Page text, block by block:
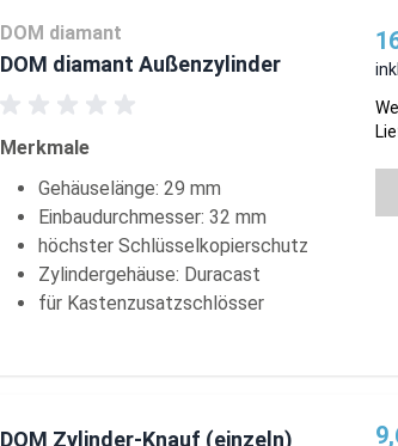
DOM diamant
DOM diamant Außenzylinder
Merkmale
Gehäuselänge: 29 mm
Einbaudurchmesser: 32 mm
höchster Schlüsselkopierschutz
Zylindergehäuse: Duracast
für Kastenzusatzschlösser
DOM Zylinder-Knauf (einzeln)